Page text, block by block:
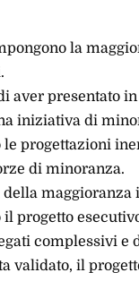
la
aver presentato
iniziativa di
progettazioni
di minoranza.
progetto
complessivi
validato, il